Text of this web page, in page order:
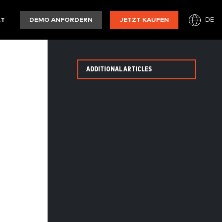
DEMO ANFORDERN JETZT KAUFEN DE
ADDITIONAL ARTICLES